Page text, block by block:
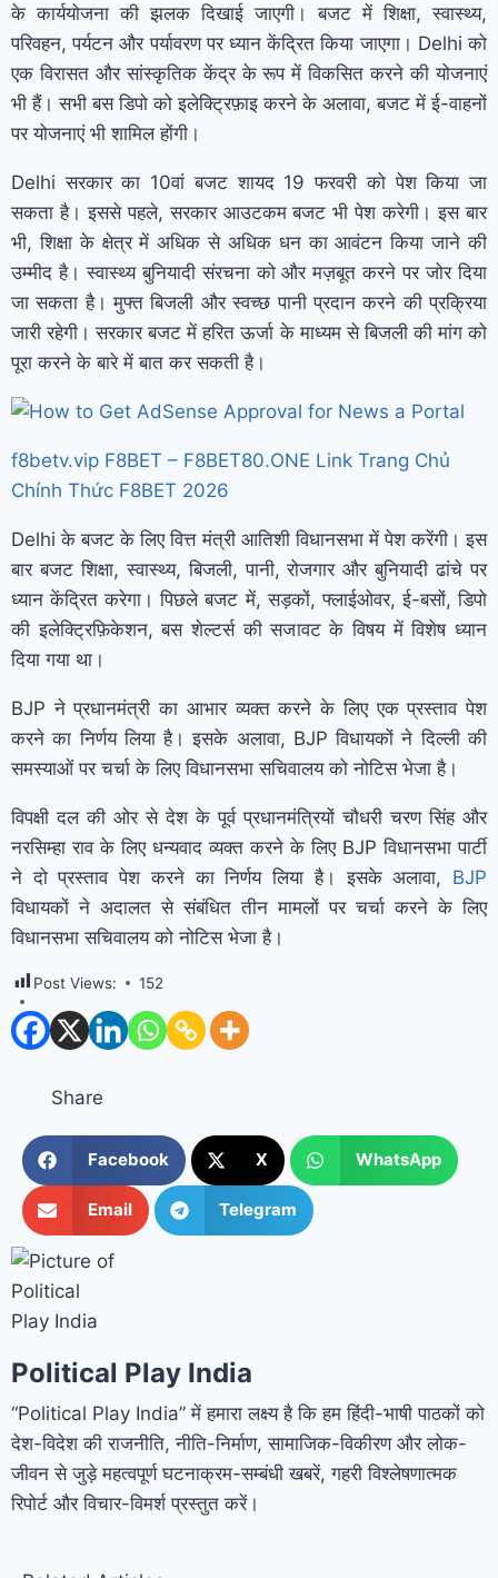
के कार्ययोजना की झलक दिखाई जाएगी। बजट में शिक्षा, स्वास्थ्य,
परिवहन, पर्यटन और पर्यावरण पर ध्यान केंद्रित किया जाएगा। Delhi को
एक विरासत और सांस्कृतिक केंद्र के रूप में विकसित करने की योजनाएं
भी हैं। सभी बस डिपो को इलेक्ट्रिफ़ाइ करने के अलावा, बजट में ई-वाहनों
पर योजनाएं भी शामिल होंगी।
Delhi सरकार का 10वां बजट शायद 19 फरवरी को पेश किया जा
सकता है। इससे पहले, सरकार आउटकम बजट भी पेश करेगी। इस बार
भी, शिक्षा के क्षेत्र में अधिक से अधिक धन का आवंटन किया जाने की
उम्मीद है। स्वास्थ्य बुनियादी संरचना को और मज़बूत करने पर जोर दिया
जा सकता है। मुफ्त बिजली और स्वच्छ पानी प्रदान करने की प्रक्रिया
जारी रहेगी। सरकार बजट में हरित ऊर्जा के माध्यम से बिजली की मांग को
पूरा करने के बारे में बात कर सकती है।
f8betv.vip F8BET – F8BET80.ONE Link Trang Chủ
Chính Thức F8BET 2026
Delhi के बजट के लिए वित्त मंत्री आतिशी विधानसभा में पेश करेंगी। इस
बार बजट शिक्षा, स्वास्थ्य, बिजली, पानी, रोजगार और बुनियादी ढांचे पर
ध्यान केंद्रित करेगा। पिछले बजट में, सड़कों, फ्लाईओवर, ई-बसों, डिपो
की इलेक्ट्रिफ़िकेशन, बस शेल्टर्स की सजावट के विषय में विशेष ध्यान
दिया गया था।
BJP ने प्रधानमंत्री का आभार व्यक्त करने के लिए एक प्रस्ताव पेश
करने का निर्णय लिया है। इसके अलावा, BJP विधायकों ने दिल्ली की
समस्याओं पर चर्चा के लिए विधानसभा सचिवालय को नोटिस भेजा है।
विपक्षी दल की ओर से देश के पूर्व प्रधानमंत्रियों चौधरी चरण सिंह और
नरसिम्हा राव के लिए धन्यवाद व्यक्त करने के लिए BJP विधानसभा पार्टी
ने दो प्रस्ताव पेश करने का निर्णय लिया है। इसके अलावा, BJP
विधायकों ने अदालत से संबंधित तीन मामलों पर चर्चा करने के लिए
विधानसभा सचिवालय को नोटिस भेजा है।
Post Views: 152
Share
Facebook X WhatsApp
Email Telegram
Political Play India
“Political Play India” में हमारा लक्ष्य है कि हम हिंदी-भाषी पाठकों को
देश-विदेश की राजनीति, नीति-निर्माण, सामाजिक-विकीरण और लोक-
जीवन से जुड़े महत्वपूर्ण घटनाक्रम-सम्बंधी खबरें, गहरी विश्लेषणात्मक
रिपोर्ट और विचार-विमर्श प्रस्तुत करें।